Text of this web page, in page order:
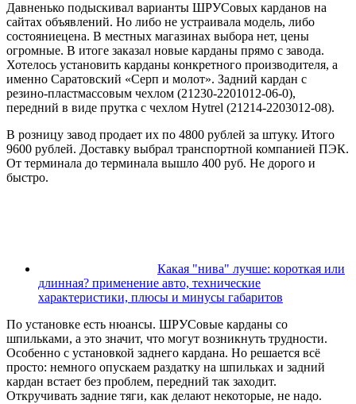
Давненько подыскивал варианты ШРУСовых карданов на
сайтах объявлений. Но либо не устраивала модель, либо
состояниецена. В местных магазинах выбора нет, цены
огромные. В итоге заказал новые карданы прямо с завода.
Хотелось установить карданы конкретного производителя, а
именно Саратовский «Серп и молот». Задний кардан с
резино-пластмассовым чехлом (21230-2201012-06-0),
передний в виде прутка с чехлом Hytrel (21214-2203012-08).
В розницу завод продает их по 4800 рублей за штуку. Итого
9600 рублей. Доставку выбрал транспортной компанией ПЭК.
От терминала до терминала вышло 400 руб. Не дорого и
быстро.
Какая "нива" лучше: короткая или
длинная? применение авто, технические
характеристики, плюсы и минусы габаритов
По установке есть нюансы. ШРУСовые карданы со
шпильками, а это значит, что могут возникнуть трудности.
Особенно с установкой заднего кардана. Но решается всё
просто: немного опускаем раздатку на шпильках и задний
кардан встает без проблем, передний так заходит.
Откручивать задние тяги, как делают некоторые, не надо.